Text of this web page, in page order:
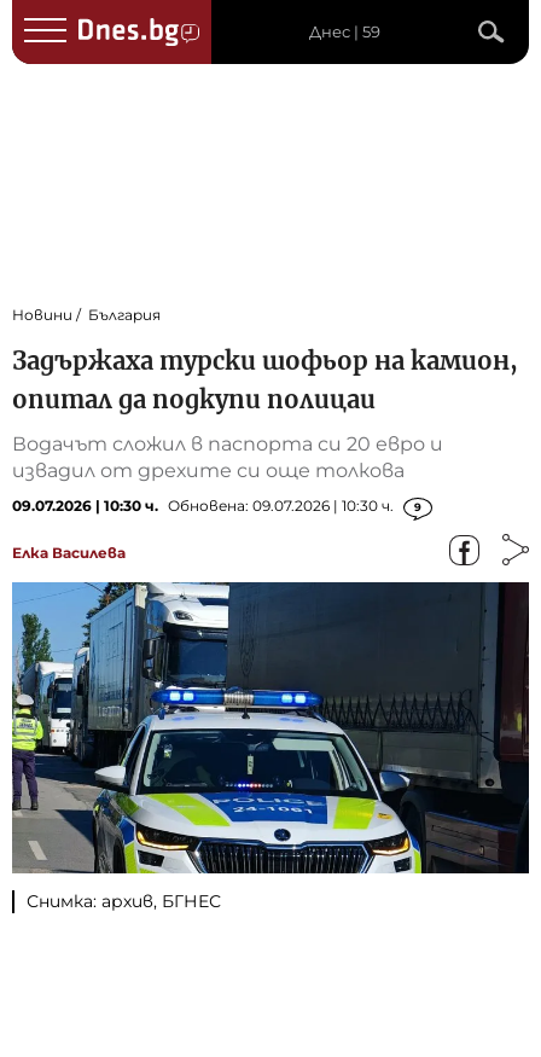
Днес | 59
Новини България
Задържаха турски шофьор на камион,
опитал да подкупи полицаи
Водачът сложил в паспорта си 20 евро и
извадил от дрехите си още толкова
09.07.2026 | 10:30 ч. Обновена: 09.07.2026 | 10:30 ч. 9
Елка Василева
Снимка: архив, БГНЕС